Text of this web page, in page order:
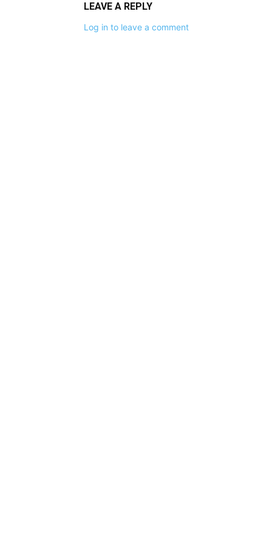
LEAVE A REPLY
Log in to leave a comment